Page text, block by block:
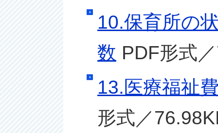
10.保育所の
数 PDF形式
13.医療福祉
形式／